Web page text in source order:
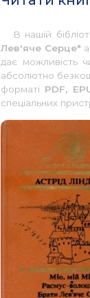
В нашій
Лев'яче Серце"
дає можливість
абсолютно
форматі PDF,
спеціальних